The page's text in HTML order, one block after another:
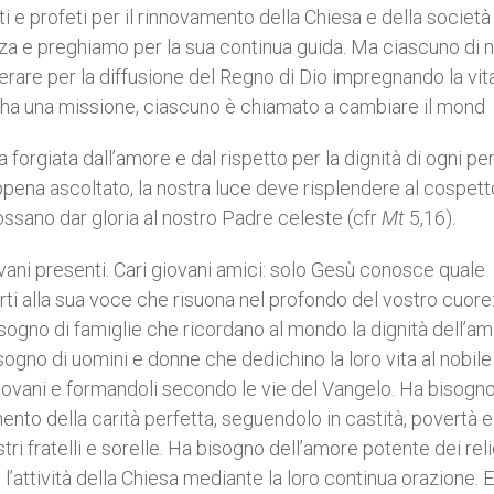
profeti per il rinnovamento della Chiesa e della società
e preghiamo per la sua continua guida. Ma ciascuno di
per la diffusione del Regno di Dio impregnando la
una missione, ciascuno è chiamato a cambiare il mond
forgiata dall’amore e dal rispetto per la dignità di ogni
ascoltato, la nostra luce deve risplendere al
dar gloria al nostro Padre celeste (cfr Mt 5,16).
presenti. Cari giovani amici: solo Gesù conosce quale
alla sua voce che risuona nel profondo del vostro
di famiglie che ricordano al mondo la dignità
di uomini e donne che dedichino la loro vita al nobile
e formandoli secondo le vie del Vangelo. Ha
della carità perfetta, seguendolo in castità, povertà e
fratelli e sorelle. Ha bisogno dell’amore potente dei
della Chiesa mediante la loro continua orazione.